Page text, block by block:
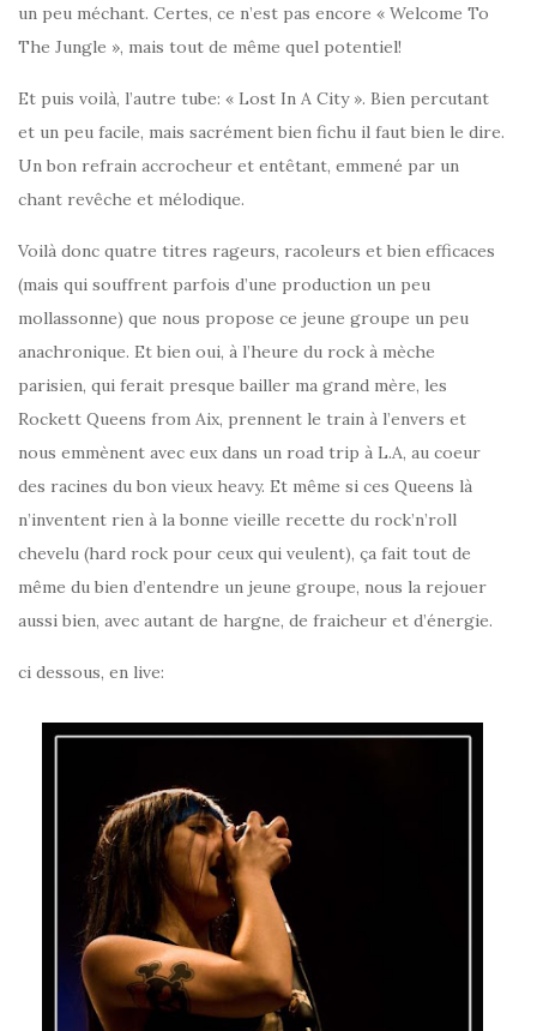
un peu méchant. Certes, ce n’est pas encore « Welcome To
The Jungle », mais tout de même quel potentiel!
Et puis voilà, l’autre tube: « Lost In A City ». Bien percutant
et un peu facile, mais sacrément bien fichu il faut bien le dire.
Un bon refrain accrocheur et entêtant, emmené par un
chant revêche et mélodique.
Voilà donc quatre titres rageurs, racoleurs et bien efficaces
(mais qui souffrent parfois d’une production un peu
mollassonne) que nous propose ce jeune groupe un peu
anachronique. Et bien oui, à l’heure du rock à mèche
parisien, qui ferait presque bailler ma grand mère, les
Rockett Queens from Aix, prennent le train à l’envers et
nous emmènent avec eux dans un road trip à L.A, au coeur
des racines du bon vieux heavy. Et même si ces Queens là
n’inventent rien à la bonne vieille recette du rock’n’roll
chevelu (hard rock pour ceux qui veulent), ça fait tout de
même du bien d’entendre un jeune groupe, nous la rejouer
aussi bien, avec autant de hargne, de fraicheur et d’énergie.
ci dessous, en live: